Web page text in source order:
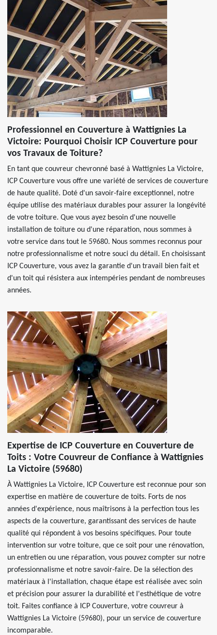
Professionnel en Couverture à Wattignies La
Victoire: Pourquoi Choisir ICP Couverture pour
vos Travaux de Toiture?
En tant que couvreur chevronné basé à Wattignies La Victoire,
ICP Couverture vous offre une variété de services de couverture
de haute qualité. Doté d'un savoir-faire exceptionnel, notre
équipe utilise des matériaux durables pour assurer la longévité
de votre toiture. Que vous ayez besoin d'une nouvelle
installation de toiture ou d'une réparation, nous sommes à
votre service dans tout le 59680. Nous sommes reconnus pour
notre professionnalisme et notre souci du détail. En choisissant
ICP Couverture, vous avez la garantie d'un travail bien fait et
d'un toit qui résistera aux intempéries pendant de nombreuses
années.
Expertise de ICP Couverture en Couverture de
Toits : Votre Couvreur de Confiance à Wattignies
La Victoire (59680)
À Wattignies La Victoire, ICP Couverture est reconnue pour son
expertise en matière de couverture de toits. Forts de nos
années d'expérience, nous maîtrisons à la perfection tous les
aspects de la couverture, garantissant des services de haute
qualité qui répondent à vos besoins spécifiques. Pour toute
intervention sur votre toiture, que ce soit pour une rénovation,
un entretien ou une réparation, vous pouvez compter sur notre
professionnalisme et notre savoir-faire. De la sélection des
matériaux à l'installation, chaque étape est réalisée avec soin
et précision pour assurer la durabilité et l'esthétique de votre
toit. Faites confiance à ICP Couverture, votre couvreur à
Wattignies La Victoire (59680), pour un service de couverture
incomparable.